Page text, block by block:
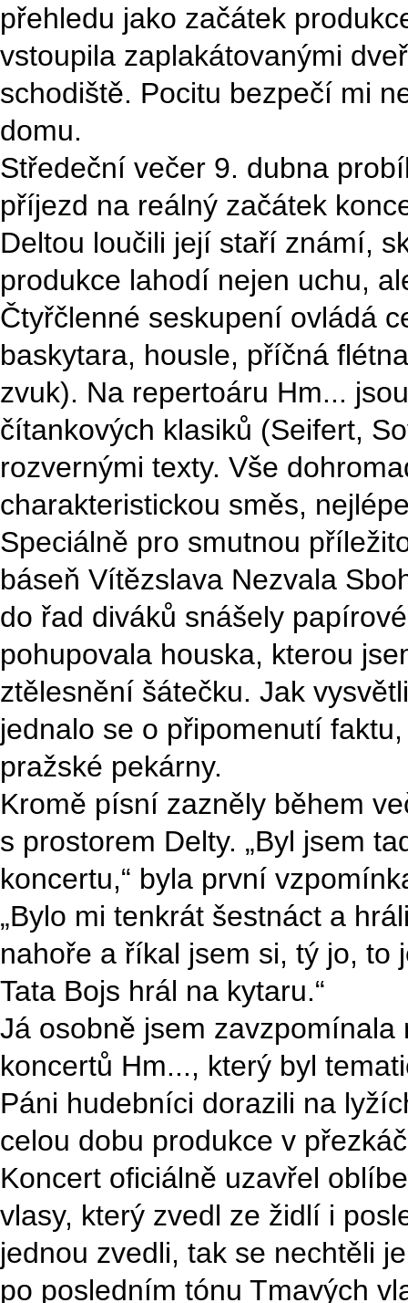
přehledu jako začátek
vstoupila zaplakátovanými
schodiště. Pocitu bezpečí mi
domu.
Středeční večer 9. dubna
příjezd na reálný začátek
Deltou loučili její staří známí,
produkce lahodí nejen uchu,
Čtyřčlenné seskupení ovládá
baskytara, housle, příčná
zvuk). Na repertoáru Hm...
čítankových klasiků (Seifert,
rozvernými texty. Vše
charakteristickou směs,
Speciálně pro smutnou
báseň Vítězslava Nezvala
do řad diváků snášely
pohupovala houska, kterou
ztělesnění šátečku. Jak
jednalo se o připomenutí
pražské pekárny.
Kromě písní zazněly během
s prostorem Delty. „Byl jsem
koncertu,“ byla první
„Bylo mi tenkrát šestnáct a
nahoře a říkal jsem si, tý jo, to
Tata Bojs hrál na kytaru.“
Já osobně jsem
koncertů Hm..., který byl
Páni hudebníci dorazili na
celou dobu produkce v
Koncert oficiálně uzavřel
vlasy, který zvedl ze židlí i
jednou zvedli, tak se nechtěli
po posledním tónu Tmavých